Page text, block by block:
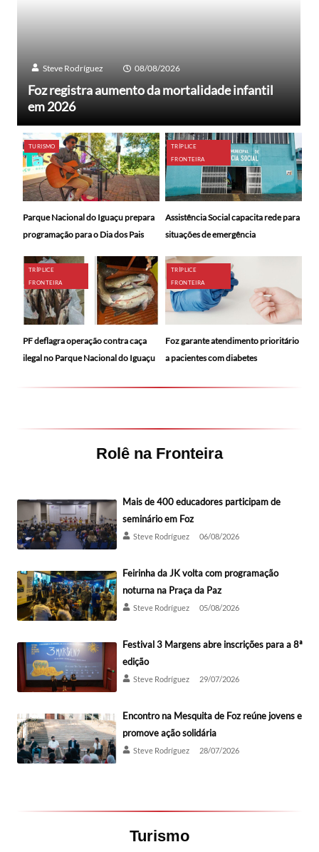
Steve Rodríguez 08/08/2026
Foz registra aumento da mortalidade infantil
em 2026
TURISMO
Parque Nacional do Iguaçu prepara
programação para o Dia dos Pais
TRÍPLICE
FRONTEIRA
Assistência Social capacita rede para
situações de emergência
TRÍPLICE
FRONTEIRA
PF deflagra operação contra caça
ilegal no Parque Nacional do Iguaçu
TRÍPLICE
FRONTEIRA
Foz garante atendimento prioritário
a pacientes com diabetes
Rolê na Fronteira
Mais de 400 educadores participam de
seminário em Foz
Steve Rodríguez 06/08/2026
Feirinha da JK volta com programação
noturna na Praça da Paz
Steve Rodríguez 05/08/2026
Festival 3 Margens abre inscrições para a 8ª
edição
Steve Rodríguez 29/07/2026
Encontro na Mesquita de Foz reúne jovens e
promove ação solidária
Steve Rodríguez 28/07/2026
Turismo